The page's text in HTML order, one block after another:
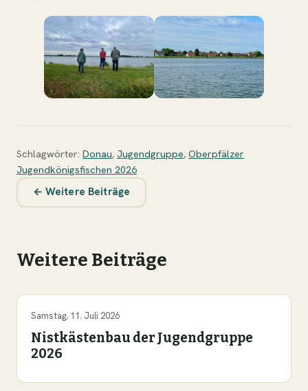
Schlagwörter: Donau, Jugendgruppe, Oberpfälzer
Jugendkönigsfischen 2026
← Weitere Beiträge
Weitere Beiträge
Samstag, 11. Juli 2026
Nistkästenbau der Jugendgruppe
2026